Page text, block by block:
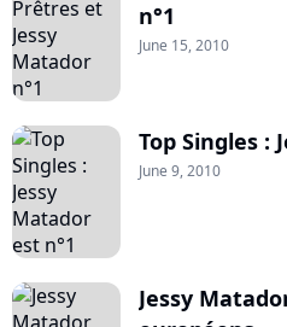
n°1
June 15, 2010
Top Singles :
June 9, 2010
Jessy